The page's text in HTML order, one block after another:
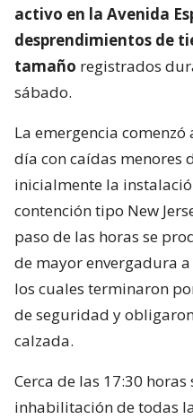
activo en la Avenida
desprendimientos de
tamaño registrados
sábado.
La emergencia
día con caídas menores
inicialmente la
contención tipo New
paso de las horas se
de mayor envergadura
los cuales terminaron
de seguridad y
calzada.
Cerca de las 17:30
inhabilitación de todas